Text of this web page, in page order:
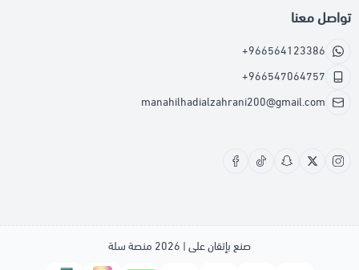
تواصل معنا
+966564123386
+966547064757
manahilhadialzahrani200@gmail.com
صنع بإتقان على | 2026 منصة سلة